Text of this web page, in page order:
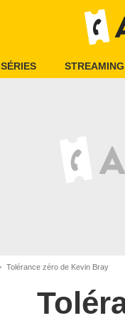
SÉRIES STREAMING
Tolérance zéro de Kevin Bray